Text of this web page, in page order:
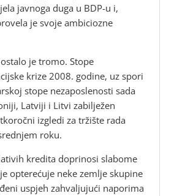
javnoga duga u BDP-u i,
je svoje ambiciozne
je tromo. Stope
krize 2008. godine, uz spori
stope nezaposlenosti sada
Latviji i Litvi zabilježen
izgledi za tržište rada
roku.
kredita doprinosi slabome
opterećuje neke zemlje skupine
uspjeh zahvaljujući naporima